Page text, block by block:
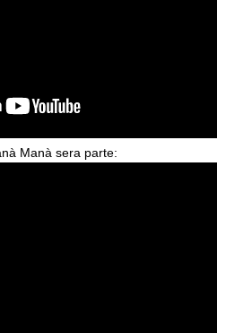
Manà sera parte: